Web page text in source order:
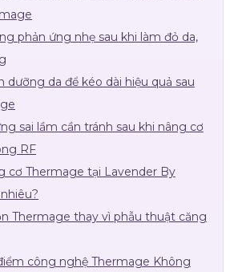
phản ứng nhẹ sau khi làm đỏ da,
dưỡng da để kéo dài hiệu quả sau
sai lầm cần tránh sau khi nâng cơ
RF
cơ Thermage tại Lavender By
Thermage thay vì phẫu thuật căng
công nghệ Thermage Không